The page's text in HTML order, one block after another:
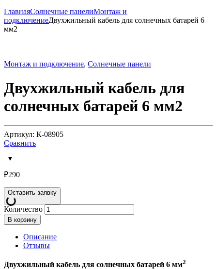
ГлавнаяСолнечные панелиМонтаж и
подключениеДвухжильный кабель для солнечных батарей 6
мм2
Монтаж и подключение, Солнечные панели
Двухжильный кабель для
солнечных батарей 6 мм2
Артикул: К-08905
Сравнить
₽290
Оставить заявку
Количество
В корзину
Описание
Отзывы
Двухжильный кабель для солнечных батарей 6 мм2